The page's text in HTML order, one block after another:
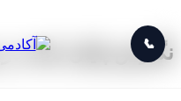
📞
نگارش پایان نامه